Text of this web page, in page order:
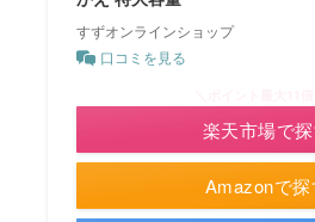
すずオンラインショップ
口コミを見る
Amazonで探
楽天市場で